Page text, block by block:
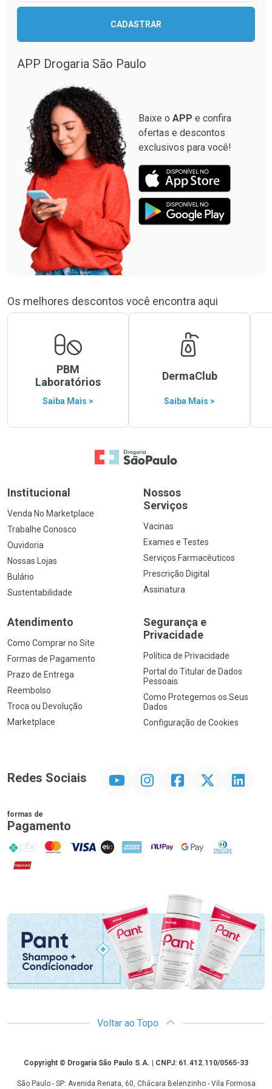
CADASTRAR
APP Drogaria São Paulo
Baixe o APP e confira
ofertas e descontos
exclusivos para você!
Os melhores descontos você encontra aqui
PBM
Laboratórios
Saiba Mais >
DermaClub
Saiba Mais >
Ir para a Home
Institucional
Venda No Marketplace
Trabalhe Conosco
Ouvidoria
Nossas Lojas
Bulário
Sustentabilidade
Nossos
Serviços
Vacinas
Exames e Testes
Serviços Farmacêuticos
Prescrição Digital
Assinatura
Atendimento
Como Comprar no Site
Formas de Pagamento
Prazo de Entrega
Reembolso
Troca ou Devolução
Marketplace
Segurança e
Privacidade
Política de Privacidade
Portal do Titular de Dados
Pessoais
Como Protegemos os Seus
Dados
Configuração de Cookies
Redes Sociais InstagramFacebook Linkedin
formas de
Pagamento
PIX MasterCard
VISA ELO AMEX NuPay Google PayDiners Club
Hipercard
Promoção em Destaque
Voltar ao Topo
CopyrightCopyright © Drogaria São Paulo S.A. | CNPJ: 61.412.110/0565-33
São Paulo - SP: Avenida Renata, 60, Chácara Belenzinho - Vila Formosa